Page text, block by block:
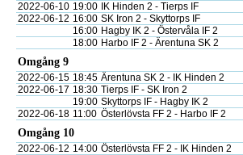
2022-06-10 19:00 IK Hinden 2 - Tierps IF
2022-06-12 16:00 SK Iron 2 - Skyttorps IF
16:00 Hagby IK 2 - Östervåla IF 2
18:00 Harbo IF 2 - Ärentuna SK 2
Omgång 9
2022-06-15 18:45 Ärentuna SK 2 - IK Hinden 2
2022-06-17 18:30 Tierps IF - SK Iron 2
19:00 Skyttorps IF - Hagby IK 2
2022-06-18 11:00 Österlövsta FF 2 - Harbo IF 2
Omgång 10
2022-06-12 14:00 Österlövsta FF 2 - IK Hinden 2